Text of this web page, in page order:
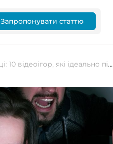
Запропонувати статтю
Вечір п’ятниці: 10 відеоігор, які ідеально підходять до фільмів